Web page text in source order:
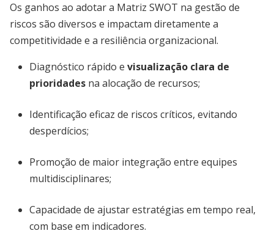
Os ganhos ao adotar a Matriz SWOT na gestão de
riscos são diversos e impactam diretamente a
competitividade e a resiliência organizacional.
Diagnóstico rápido e visualização clara de
prioridades na alocação de recursos;
Identificação eficaz de riscos críticos, evitando
desperdícios;
Promoção de maior integração entre equipes
multidisciplinares;
Capacidade de ajustar estratégias em tempo real,
com base em indicadores.